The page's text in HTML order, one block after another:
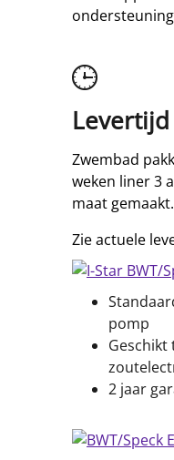
ondersteuning
Levertijd
Zwembad
weken liner 3
maat gemaakt.
Zie actuele
pomp
2 jaar